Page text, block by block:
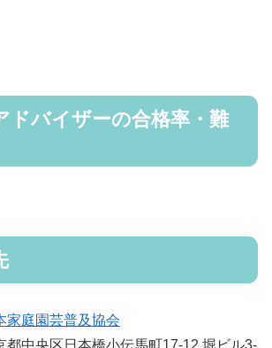
ドバイザーの合格率・難
家庭園芸普及協会
中央区日本橋小伝馬町17-12 堀ビル3-